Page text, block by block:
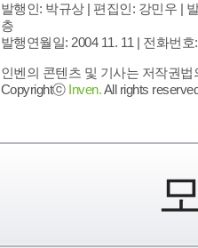
발행인: 박규상 | 편집인: 강민우 |
층
발행연월일: 2004 11. 11 | 전화번호
인벤의 콘텐츠 및 기사는 저작권
Copyrightⓒ Inven.All rights